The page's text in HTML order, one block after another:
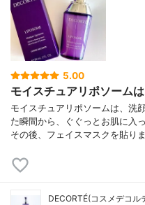
5.00
モイスチュアリポソーム
モイスチュアリポソームは、洗
た瞬間から、ぐぐっとお肌に入
その後、フェイスマスクを貼り
DECORTÉ(コスメデコル